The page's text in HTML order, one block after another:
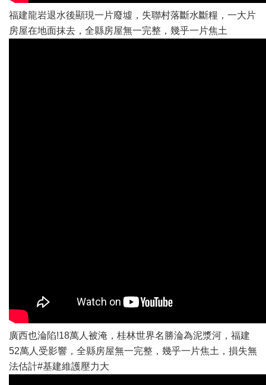
福建龍岩退水後顯現一片廢墟，失聯村落斷水斷糧，一大片
房屋在地面抹去，全縣房屋無一完整，幾乎一片焦土
廣西也淪陷!18萬人被淹，桂林世界名勝淪為泥漿河，福建
52萬人受影響，全縣房屋無一完整，幾乎一片焦土，損失無
法估計#基建維護壓力大